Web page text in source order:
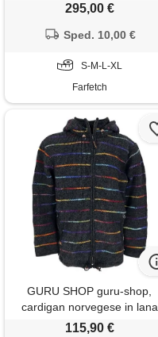
295,00 €
Sped. 10,00 €
S-M-L-XL
Farfetch
GURU SHOP guru-shop,
cardigan norvegese in lana
nero, modello 9, dimensione
115,90 €